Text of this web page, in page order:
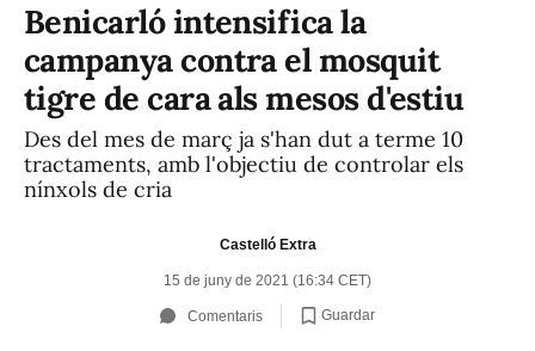
Benicarló intensifica la
campanya contra el mosquit
tigre de cara als mesos d'estiu
Des del mes de març ja s'han dut a terme 10
tractaments, amb l'objectiu de controlar els
nínxols de cria
Castelló Extra
15 de juny de 2021 (16:34 CET)
Comentaris Guardar